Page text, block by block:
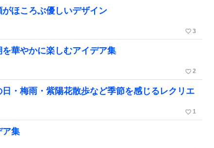
がほころぶ優しいデザイン
favorite_border 3
を華やかに楽しむアイデア集
favorite_border 2
・梅雨・紫陽花散歩など季節を感じるレクリエ
favorite_border 1
ア集